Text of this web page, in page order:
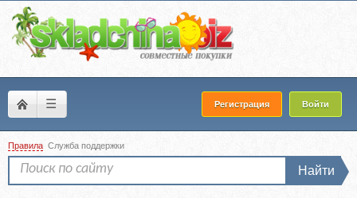
☰ Регистрация Войти
Правила Служба поддержки
Найти